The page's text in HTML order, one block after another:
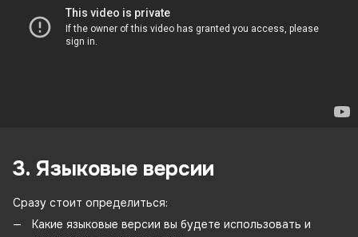
3. Языковые версии
Сразу стоит определиться:
Какие языковые версии вы будете использовать и